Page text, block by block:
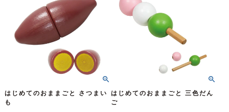
はじめてのおままごと さつまい
も
はじめてのおままごと 三色だん
ご